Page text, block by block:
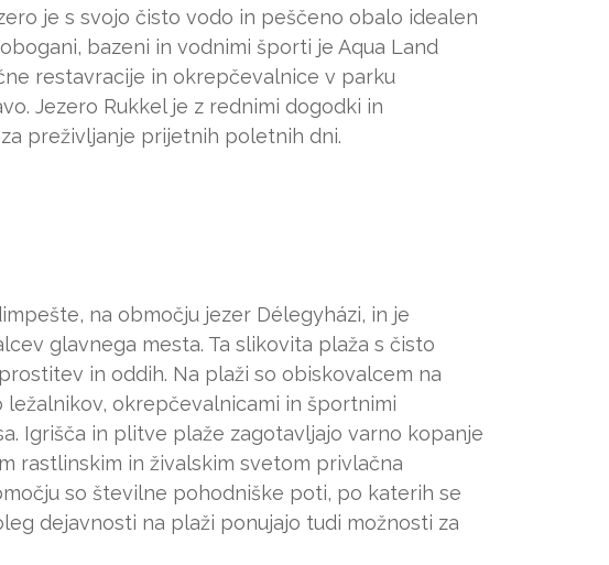
je s svojo čisto vodo in peščeno obalo idealen
bazeni in vodnimi športi je Aqua Land
restavracije in okrepčevalnice v parku
Jezero Rukkel je z rednimi dogodki in
preživljanje prijetnih poletnih dni.
na območju jezer Délegyházi, in je
glavnega mesta. Ta slikovita plaža s čisto
in oddih. Na plaži so obiskovalcem na
okrepčevalnicami in športnimi
Igrišča in plitve plaže zagotavljajo varno kopanje
rastlinskim in živalskim svetom privlačna
so številne pohodniške poti, po katerih se
dejavnosti na plaži ponujajo tudi možnosti za